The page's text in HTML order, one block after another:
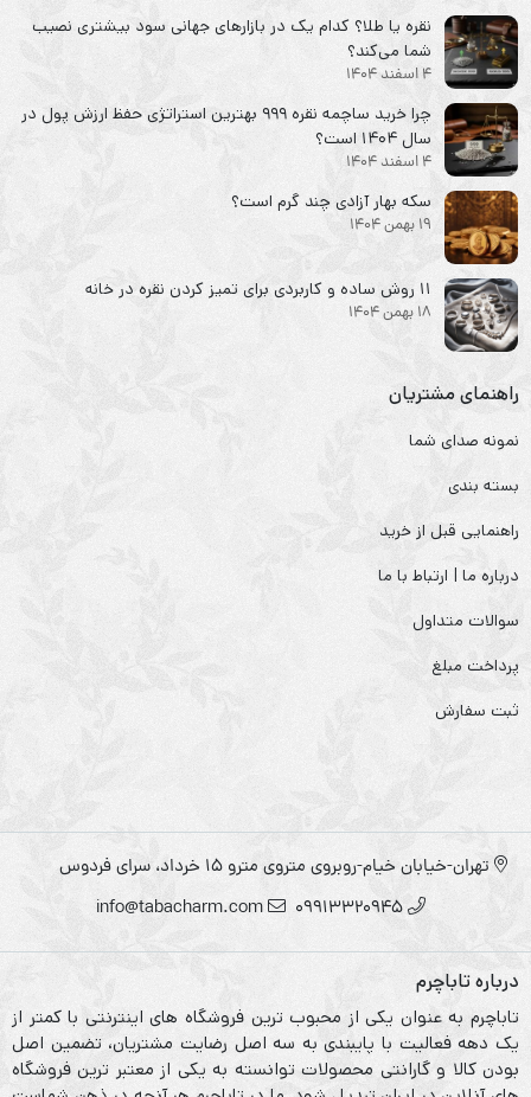
نقره یا طلا؟ کدام یک در بازارهای جهانی سود بیشتری نصیب
شما می‌کند؟
4 اسفند 1404
چرا خرید ساچمه نقره ۹۹۹ بهترین استراتژی حفظ ارزش پول در
سال ۱۴۰۴ است؟
4 اسفند 1404
سکه‌ بهار آزادی چند گرم است؟
19 بهمن 1404
۱۱ روش ساده و کاربردی برای تمیز کردن نقره در خانه
18 بهمن 1404
راهنمای مشتریان
نمونه صدای شما
بسته بندی
راهنمایی قبل از خرید
درباره ما | ارتباط با ما
سوالات متداول
پرداخت مبلغ
ثبت سفارش
تهران-خیابان خیام-روبروی متروی مترو ۱۵ خرداد، سرای فردوس
09913320945
info@tabacharm.com
درباره تاباچرم
تاباچرم به عنوان یکی از محبوب ترین فروشگاه های اینترنتی با کمتر از
یک دهه فعالیت با پایبندی به سه اصل رضایت مشتریان، تضمین اصل
بودن کالا و گارانتی محصولات توانسته به یکی از معتبر ترین فروشگاه